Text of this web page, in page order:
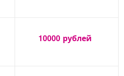
10000 рублей